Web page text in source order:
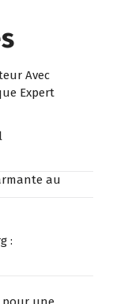
Avec
Expert
au
: